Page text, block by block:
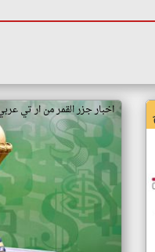
اخبار جزر القمر من ار تي